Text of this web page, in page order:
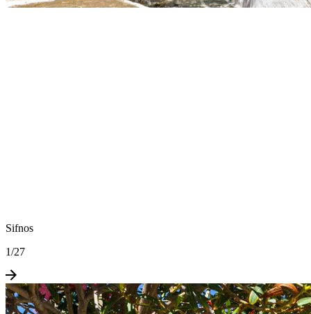
Sifnos
1/27